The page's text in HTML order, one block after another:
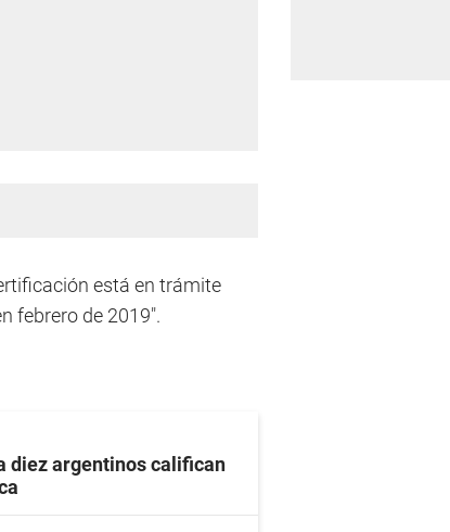
está en trámite
febrero de 2019".
diez argentinos califican